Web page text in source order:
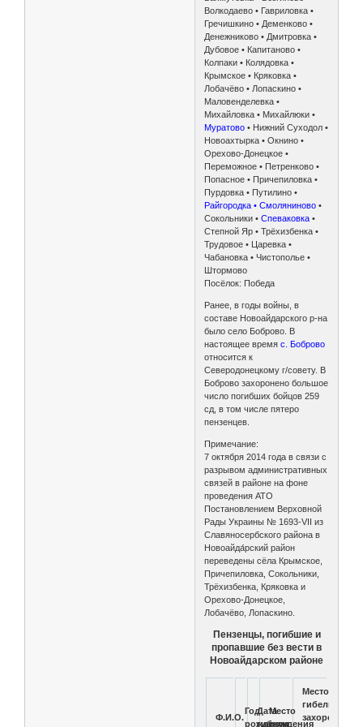
Волкодаево • Гавриловка •
Гречишкино • Деменково •
Денежниково • Дмитровка •
Дубовое • Капитаново •
Колпаки • Колядовка •
Крымское • Кряковка •
Лобачёво • Лопаскино •
Маловенделевка •
Михайловка • Михайлюки •
Муратово • Нижний Суходол •
Новоахтырка • Окнино •
Орехово-Донецкое •
Переможное • Петренково •
Попасное • Причепиловка •
Пурдовка • Путилино •
Райгородка • Смоляниново •
Сокольники •Спеваковка •
Степной Яр • Трёхизбенка •
Трудовое • Царевка •
Чабановка • Чистополье •
Штормово
Посёлок: Победа
Ранее, в годы войны, в
составе Новоайдарского р-на
было село Боброво. В
настоящее времяс. Боброво
относится к
Северодонецкому г/совету. В
Боброво захоронено большое
число погибших бойцов 259
сд, в том числе пятеро
пензенцев.
Примечание:
7 октября 2014 года в связи с
разрывом административных
связей в районе на фоне
проведения АТО
Постановлением Верховной
Рады Украины № 1693-VII из
Славяносербского района в
Новоайда́рский район
переведены сёла Крымское,
Причепиловка, Сокольники,
Трёхизбенка, Кряковка и
Орехово-Донецкое,
Лобачёво, Лопаскино.
Пензенцы, погибшие и
пропавшие без вести в
Новоайдарском районе
Ф.И.О.
Год
рождения
Дата
гибели
Место
рождения
Место
гибели/
захоронения